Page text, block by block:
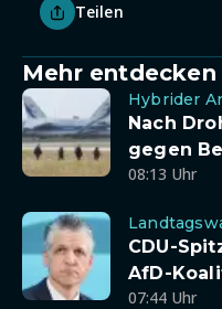
Teilen
Mehr entdecken
Hybrider
Nach
gegen
08:13 Uhr
CDU-
AfD-
07:44 Uhr